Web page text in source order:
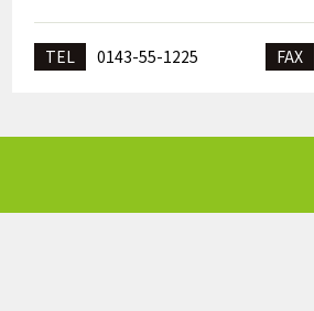
TEL 0143-55-1225 FAX